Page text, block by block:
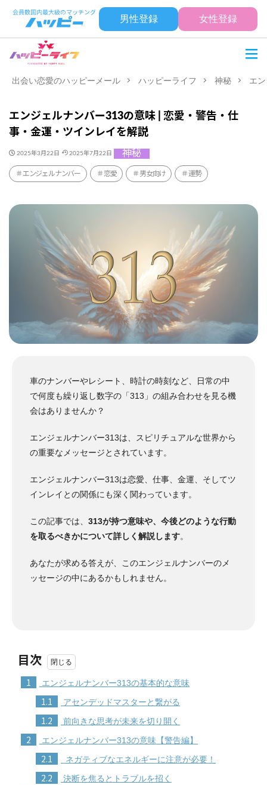
男性登録 女性登録
出会い恋愛のハッピーメール ハッピーライフ 神秘 エ
エンジェルナンバー313の意味 | 恋愛・警告・仕
事・金運・ツインレイを解説
2025年3月22日 2025年7月22日 神秘
エンジェルナンバー 恋愛 男女向け 運勢
車のナンバーやレシート、時計の時刻など、日常の中
で何度も繰り返し数字の「313」の組み合わせを見る機
会はありませんか？
エンジェルナンバー313は、スピリチュアルな世界から
の重要なメッセージとされています。
エンジェルナンバー313は恋愛、仕事、金運、そしてツ
インレイとの関係にも深く関わっています。
この記事では、 313が持つ意味や、今後どのような行動
を取るべきかについて詳しく解説します。
あなたが求める答えが、このエンジェルナンバーのメ
ッセージの中にあるかもしれません。
目次
1 エンジェルナンバー313の基本的な意味
1.1 アセンデッドマスターと繋がる
1.2 前向きな思考が未来を切り開く
2 エンジェルナンバー313の意味【警告編】
2.1 ネガティブなエネルギーに注意が必要！
2.2 決断を焦るとトラブルを招く